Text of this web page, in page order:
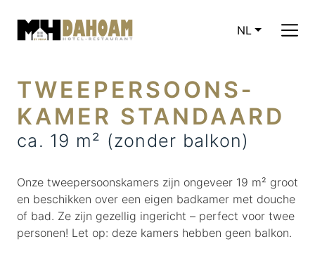
NL
CURRENT
TWEEPERSOONS­
KAMER STANDAARD
ca. 19 m² (zonder balkon)
Onze tweepersoonskamers zijn ongeveer 19 m² groot
en beschikken over een eigen badkamer met douche
of bad. Ze zijn gezellig ingericht – perfect voor twee
personen! Let op: deze kamers hebben geen balkon.